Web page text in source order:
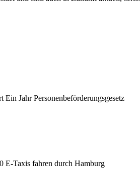
Jahr Personenbeförderungsgesetz
E-Taxis fahren durch Hamburg